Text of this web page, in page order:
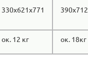
330х621х771
ок. 12 кг ок. 18кг